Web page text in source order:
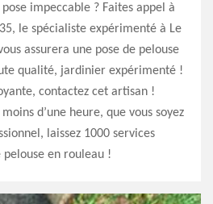
impeccable ? Faites appel à
le spécialiste expérimenté à Le
assurera une pose de pelouse
qualité, jardinier expérimenté !
contactez cet artisan !
d’une heure, que vous soyez
laissez 1000 services
en rouleau !